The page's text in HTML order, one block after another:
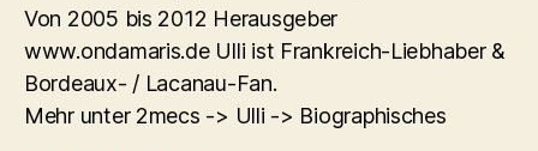
Von 2005 bis 2012 Herausgeber
www.ondamaris.de Ulli ist Frankreich-Liebhaber &
Bordeaux- / Lacanau-Fan.
Mehr unter 2mecs -> Ulli -> Biographisches